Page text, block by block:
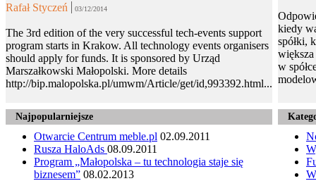
Rafał Styczeń 03/12/2014
The 3rd edition of the very successful tech-events support
program starts in Krakow. All technology events organisers
should apply for funds. It is sponsored by Urząd
Marszałkowski Małopolski. More details
http://bip.malopolska.pl/umwm/Article/get/id,993392.html...
kiedy
spółki,
większa
w
Najpopularniejsze
Otwarcie Centrum meble.pl 02.09.2011
Rusza HaloAds 08.09.2011
Program „Małopolska – tu technologia staje się
biznesem” 08.02.2013